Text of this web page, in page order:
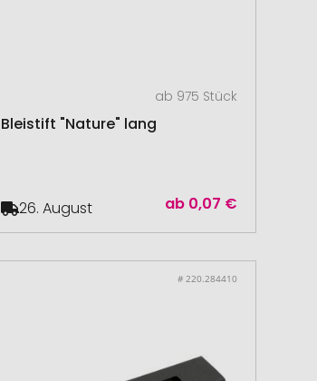
ab 975 Stück
Bleistift "Nature" lang
ab 0,07 €
26. August
# 220.284410